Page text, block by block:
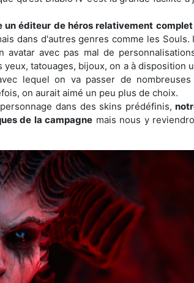
un éditeur de héros relativement
dans d'autres genres comme les Souls.
avec pas mal de
tatouages, bijoux, on a à disposition
lequel on va passer de nombreuses
on aurait aimé un peu plus de choix.
dans des skins prédéfinis,
de la campagne mais nous y